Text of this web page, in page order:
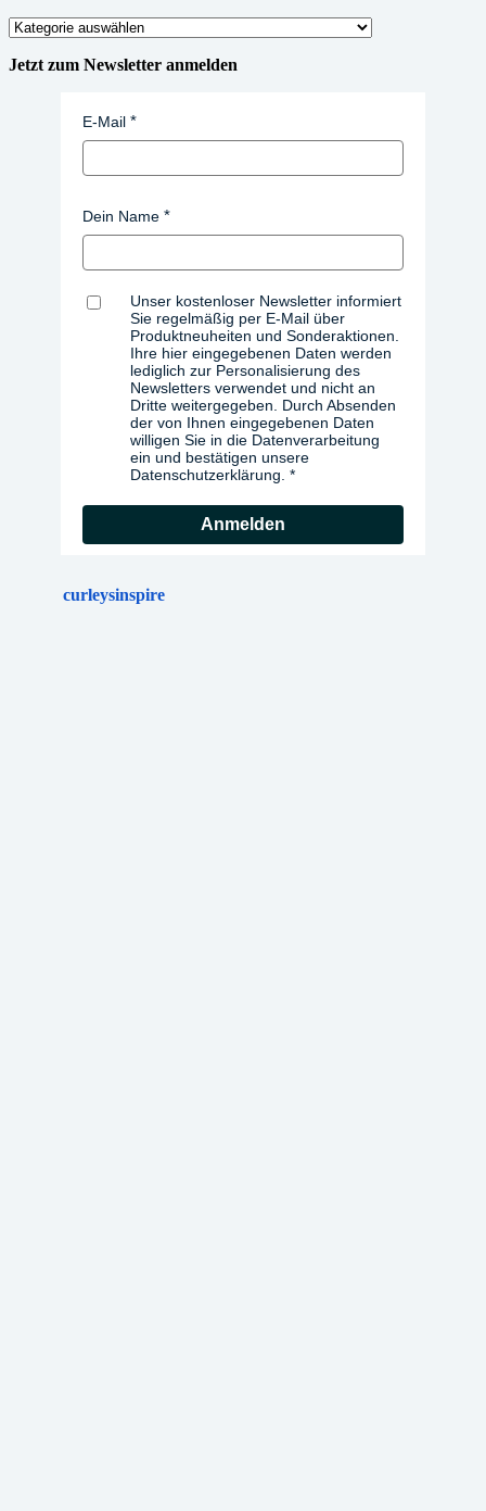
Kategorien
Jetzt zum Newsletter anmelden
E-Mail
Dein Name
Unser kostenloser Newsletter informiert
Sie regelmäßig per E-Mail über
Produktneuheiten und Sonderaktionen.
Ihre hier eingegebenen Daten werden
lediglich zur Personalisierung des
Newsletters verwendet und nicht an
Dritte weitergegeben. Durch Absenden
der von Ihnen eingegebenen Daten
willigen Sie in die Datenverarbeitung
ein und bestätigen unsere
Datenschutzerklärung.
Anmelden
curleysinspire